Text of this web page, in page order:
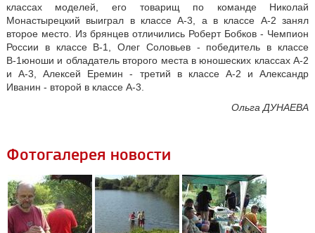
классах моделей, его товарищ по команде Николай
Монастырецкий выиграл в классе А-3, а в классе А-2 занял
второе место. Из брянцев отличились Роберт Бобков - Чемпион
России в классе В-1, Олег Соловьев - победитель в классе
В-1юноши и обладатель второго места в юношеских классах А-2
и А-3, Алексей Еремин - третий в классе А-2 и Александр
Иванин - второй в классе А-3.
Ольга ДУНАЕВА
Фотогалерея новости